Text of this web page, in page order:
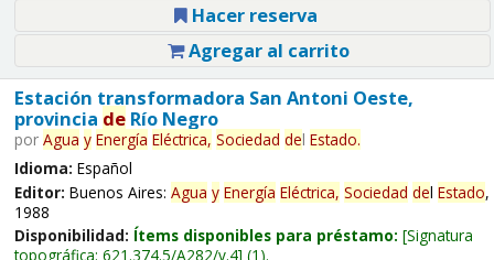
Hacer reserva
Agregar al carrito
Estación transformadora San Antoni Oeste,
provincia deRío Negro
por Agua y Energía Eléctrica, Sociedad del Estado.
Idioma: Español
Editor: Buenos Aires: Agua y Energía Eléctrica, Sociedad del Estado,
1988
Disponibilidad: Ítems disponibles para préstamo: Signatura
topográfica: 621.374.5/A282/v.4 (1).